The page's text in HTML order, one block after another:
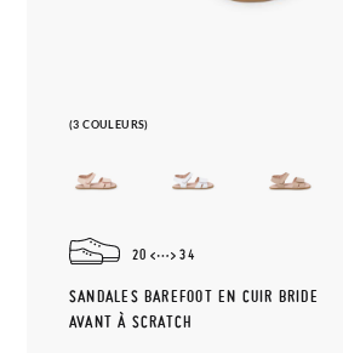
(3 COULEURS)
20 34
SANDALES BAREFOOT EN CUIR BRIDE
AVANT À SCRATCH